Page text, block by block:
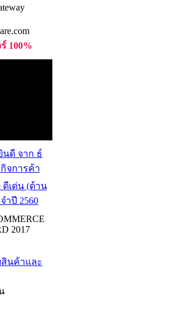
100%